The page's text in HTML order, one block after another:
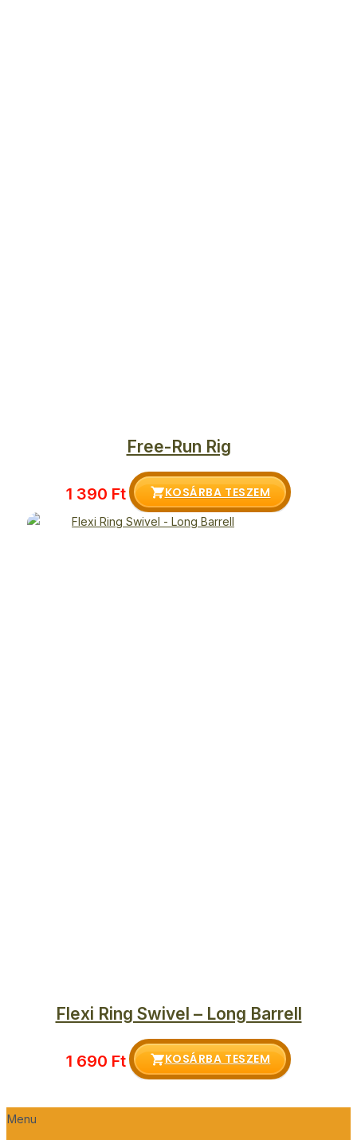
Menu
Free-Run Rig
1 390 Ft KOSÁRBA TESZEM
Flexi Ring Swivel – Long Barrell
1 690 Ft KOSÁRBA TESZEM